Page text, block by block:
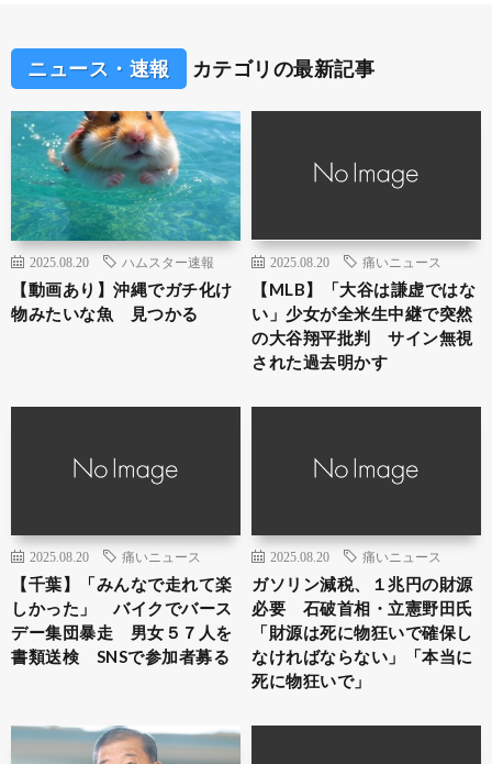
ニュース・速報 カテゴリの最新記事
2025.08.20 ハムスター速報
【動画あり】沖縄でガチ化け
物みたいな魚 見つかる
2025.08.20 痛いニュース
【MLB】「大谷は謙虚ではな
い」少女が全米生中継で突然
の大谷翔平批判 サイン無視
された過去明かす
2025.08.20 痛いニュース
【千葉】「みんなで走れて楽
しかった」 バイクでバース
デー集団暴走 男女５７人を
書類送検 SNSで参加者募る
2025.08.20 痛いニュース
ガソリン減税、１兆円の財源
必要 石破首相・立憲野田氏
「財源は死に物狂いで確保し
なければならない」「本当に
死に物狂いで」